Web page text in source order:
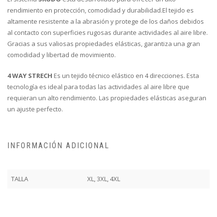
rendimiento en protección, comodidad y durabilidad.El tejido es
altamente resistente a la abrasión y protege de los daños debidos
al contacto con superficies rugosas durante actividades al aire libre.
Gracias a sus valiosas propiedades elásticas, garantiza una gran
comodidad y libertad de movimiento.
4 WAY STRECH Es un tejido técnico elástico en 4 direcciones. Esta
tecnología es ideal para todas las actividades al aire libre que
requieran un alto rendimiento. Las propiedades elásticas aseguran
un ajuste perfecto.
INFORMACIÓN ADICIONAL
TALLA XL, 3XL, 4XL